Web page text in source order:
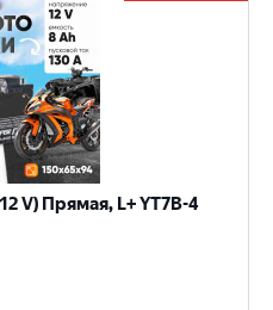
V) Прямая, L+ YT7B-4